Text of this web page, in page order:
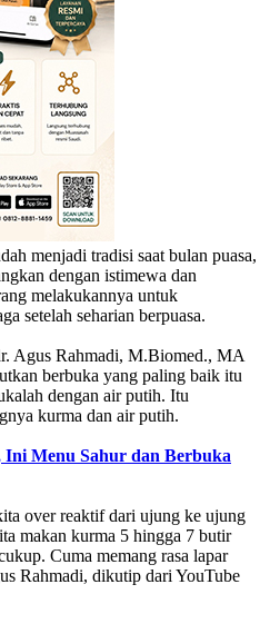
menjadi tradisi saat bulan puasa,
dengan istimewa dan
melakukannya untuk
setelah seharian berpuasa.
Agus Rahmadi, M.Biomed., MA
berbuka yang paling baik itu
dengan air putih. Itu
kurma dan air putih.
Ini Menu Sahur dan Berbuka
over reaktif dari ujung ke ujung
makan kurma 5 hingga 7 butir
Cuma memang rasa lapar
Rahmadi, dikutip dari YouTube